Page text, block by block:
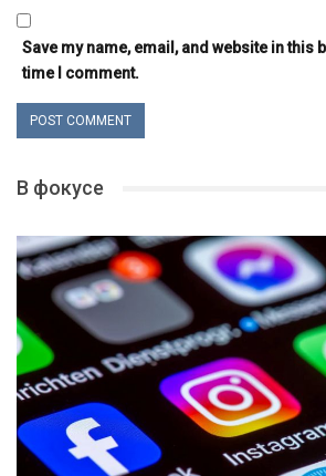
Save my name, email, and website in this
time I comment.
В фокусе